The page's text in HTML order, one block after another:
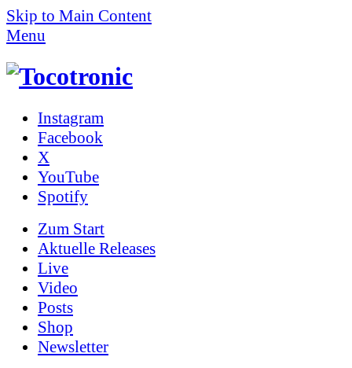
Skip to Main Content
Menu
Instagram
Facebook
X
YouTube
Spotify
Zum Start
Aktuelle Releases
Live
Video
Posts
Shop
News­letter